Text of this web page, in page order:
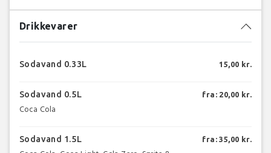
Drikkevarer
Sodavand 0.33L 15,00 kr.
Sodavand 0.5L
Coca Cola
fra: 20,00 kr.
Sodavand 1.5L fra: 35,00 kr.